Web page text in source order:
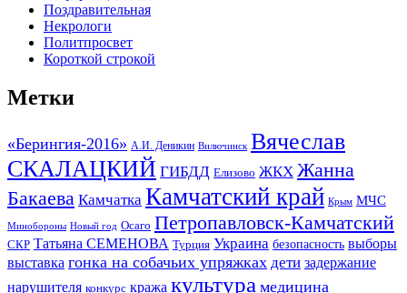
Поздравительная
Некрологи
Политпросвет
Короткой строкой
Метки
«Берингия-2016» А.И. Деникин Вилючинск Вячеслав
СКАЛАЦКИЙ ГИБДД Елизово ЖКХ Жанна
Бакаева Камчатка Камчатский край Крым МЧС
Минобороны Новый год Осаго Петропавловск-Камчатский
СКР Татьяна СЕМЕНОВА Турция Украина безопасность выборы
выставка гонка на собачьих упряжках дети задержание
нарушителя конкурс кража культура медицина